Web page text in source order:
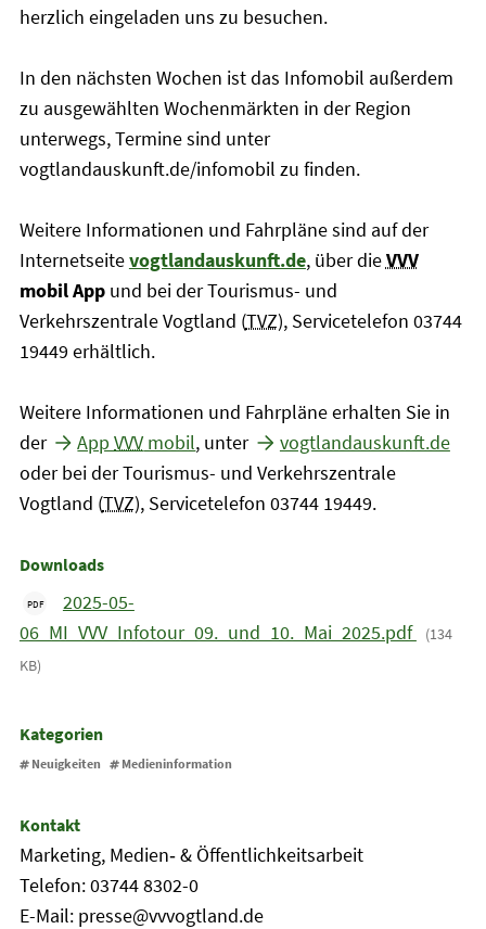
herzlich eingeladen uns zu besuchen.
In den nächsten Wochen ist das Infomobil außerdem
zu ausgewählten Wochenmärkten in der Region
unterwegs, Termine sind unter
vogtlandauskunft.de/infomobil zu finden.
Weitere Informationen und Fahrpläne sind auf der
Internetseitevogtlandauskunft.de, über dieVVV
mobil Appund bei der Tourismus- und
Verkehrszentrale Vogtland (TVZ), Servicetelefon 03744
19449 erhältlich.
Weitere Informationen und Fahrpläne erhalten Sie in
der
AppVVVmobil, unter
vogtlandauskunft.de
oder bei der Tourismus- und Verkehrszentrale
Vogtland (TVZ), Servicetelefon 03744 19449.
Downloads
PDF
2025-05-
06_MI_VVV_Infotour_09._und_10._Mai_2025.pdf
(134
KB)
Kategorien
Neuigkeiten Medieninformation
Kontakt
Marketing, Medien‐ & Öffentlichkeitsarbeit
Telefon: 03744 8302-0
E-Mail: presse@vvvogtland.de